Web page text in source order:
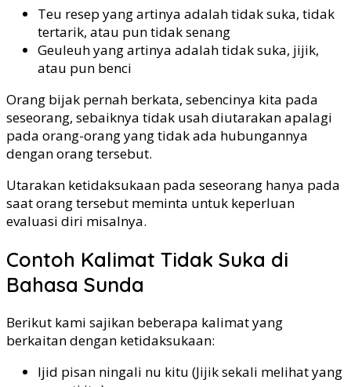
Teu resep yang artinya adalah tidak suka, tidak
tertarik, atau pun tidak senang
Geuleuh yang artinya adalah tidak suka, jijik,
atau pun benci
Orang bijak pernah berkata, sebencinya kita pada
seseorang, sebaiknya tidak usah diutarakan apalagi
pada orang-orang yang tidak ada hubungannya
dengan orang tersebut.
Utarakan ketidaksukaan pada seseorang hanya pada
saat orang tersebut meminta untuk keperluan
evaluasi diri misalnya.
Contoh Kalimat Tidak Suka di
Bahasa Sunda
Berikut kami sajikan beberapa kalimat yang
berkaitan dengan ketidaksukaan:
Ijid pisan ningali nu kitu (Jijik sekali melihat yang